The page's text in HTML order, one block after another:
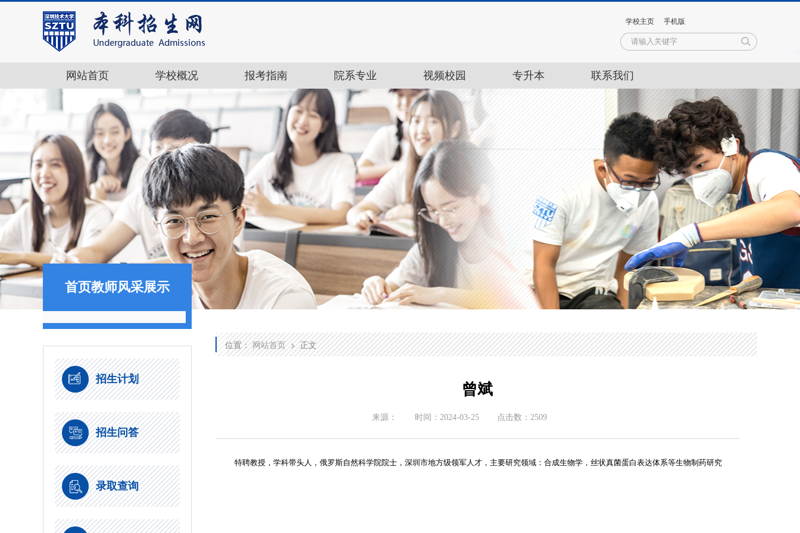
学校主页 手机版
网站首页 学校概况 报考指南 院系专业 视频校园 专升本 联系我们
首页教师风采展示
招生计划
招生问答
录取查询
位置：网站首页> 正文
曾斌
来源： 时间： 2024-03-25 点击数： 2509
特聘教授，学科带头人，俄罗斯自然科学院院士，深圳市地方级领军人才，主要研究领域：合成生物学，丝状真菌蛋白表达体系等生物制药研究